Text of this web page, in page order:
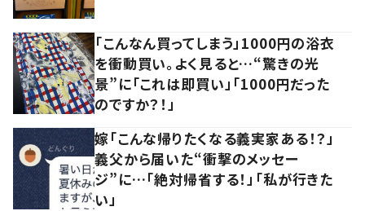
「こんなん買ってしまう」1000円の浴衣
を衝動買い。よく見ると…“驚きの光
景”に「これは即買い」「1000円だった
のですか？！」
嫁「こんな帰りたくなる義実家ある！？」
義父から届いた“衝撃のメッセー
ジ”に…「絶対帰省する！」「私が行きた
い」